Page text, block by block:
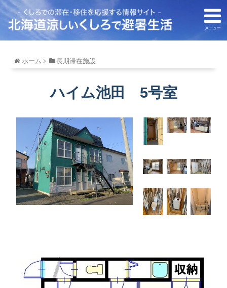
メニュー
ホーム 長期滞在施設
ハイム池田 5号室